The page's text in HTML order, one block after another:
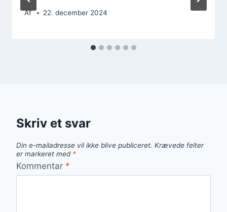
Af 22. december 2024
Skriv et svar
Din e-mailadresse vil ikke blive publiceret. Krævede felter
er markeret med *
Kommentar *